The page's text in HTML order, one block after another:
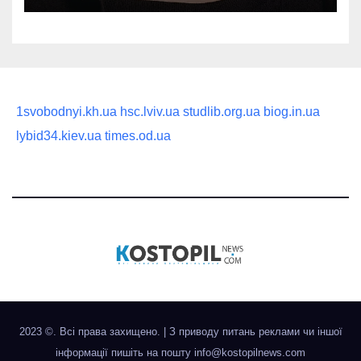
1svobodnyi.kh.ua hsc.lviv.ua studlib.org.ua biog.in.ua
lybid34.kiev.ua times.od.ua
2023 ©. Всі права захищено.
З приводу питань реклами чи іншої
інформації пишіть на пошту info@kostopilnews.com